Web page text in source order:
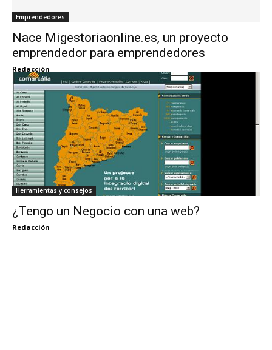
Emprendedores
Nace Migestoriaonline.es, un proyecto
emprendedor para emprendedores
Redacción
Herramientas y consejos
¿Tengo un Negocio con una web?
Redacción